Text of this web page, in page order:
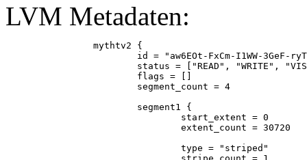
LVM Metadaten:
                mythtv2 {
id = "aw6EOt-FxCm-I1WW-3GeF-
status = ["READ", "WRITE",
                        flags = []
                        segment_count = 4
                        segment1 {
                                start_extent = 0
extent_count = 30720
                                type = "striped"